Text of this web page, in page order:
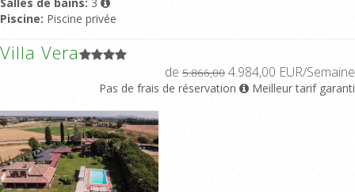
Piscine: Piscine privée
Villa Vera
de 5.866,00 4.984,00 EUR/Semaine
Pas de frais de réservation Meilleur tarif garanti